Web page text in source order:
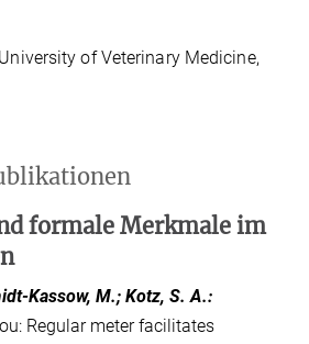
of Veterinary Medicine,
formale Merkmale im
Kassow, M.; Kotz, S. A.:
Regular meter facilitates